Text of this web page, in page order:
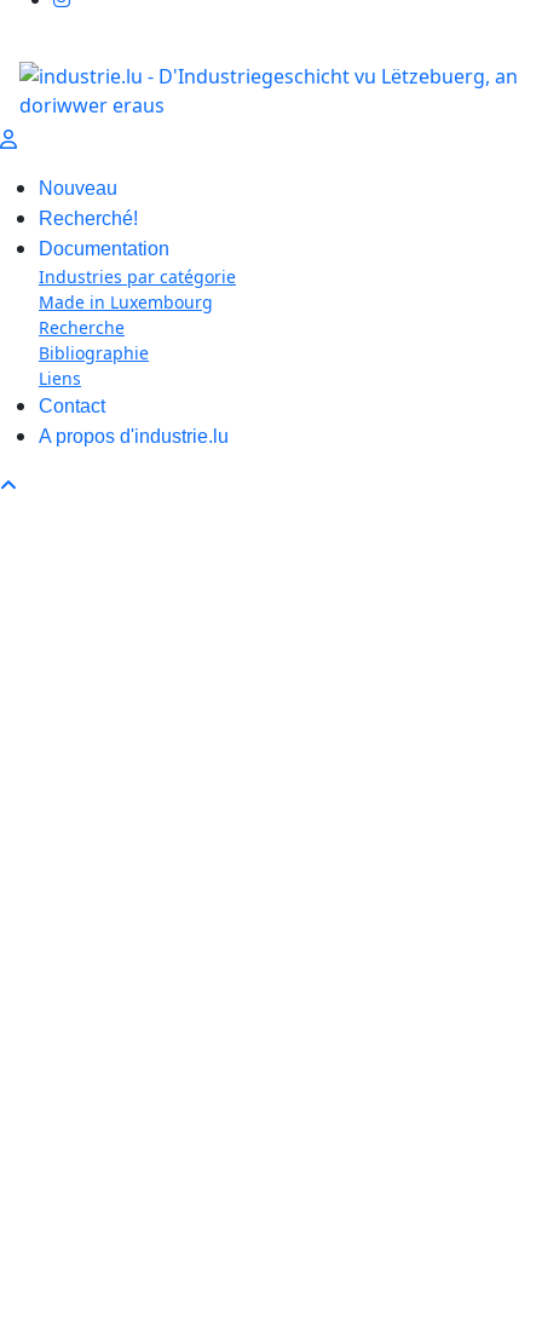
Nouveau
Recherché!
Documentation
Industries par catégorie
Made in Luxembourg
Recherche
Bibliographie
Liens
Contact
A propos d'industrie.lu